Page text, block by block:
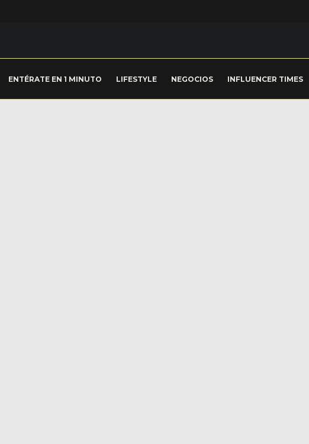
ENTÉRATE EN 1 MINUTO LIFESTYLE NEGOCIOS INFLUENCER TIMES